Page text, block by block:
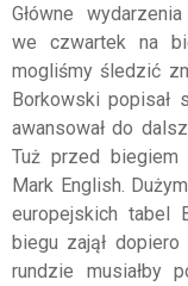
Główne
we czwartek na
mogliśmy śledzić
Borkowski popisał
awansował do
Tuż przed biegiem
Mark English.
europejskich tabel
biegu zajął
rundzie musiałby